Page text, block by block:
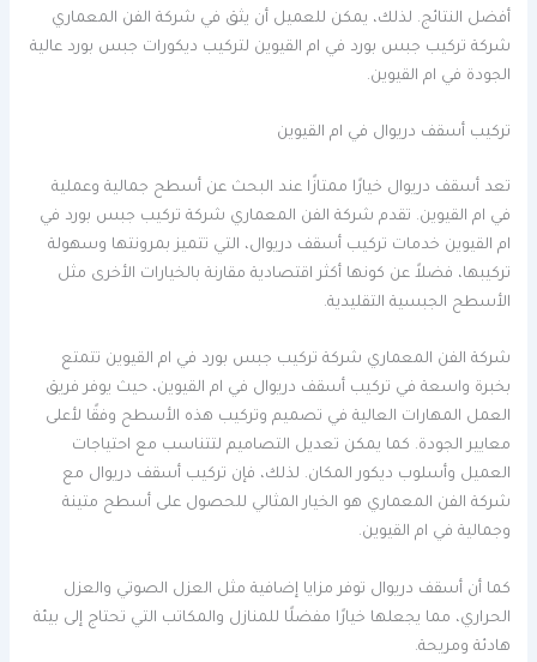
أفضل النتائج. لذلك، يمكن للعميل أن يثق في شركة الفن المعماري
شركة تركيب جبس بورد في ام القيوين لتركيب ديكورات جبس بورد عالية
الجودة في ام القيوين.
تركيب أسقف دريوال في ام القيوين
تعد أسقف دريوال خيارًا ممتازًا عند البحث عن أسطح جمالية وعملية
في ام القيوين. تقدم شركة الفن المعماري شركة تركيب جبس بورد في
ام القيوين خدمات تركيب أسقف دريوال، التي تتميز بمرونتها وسهولة
تركيبها، فضلاً عن كونها أكثر اقتصادية مقارنة بالخيارات الأخرى مثل
الأسطح الجبسية التقليدية.
شركة الفن المعماري شركة تركيب جبس بورد في ام القيوين تتمتع
بخبرة واسعة في تركيب أسقف دريوال في ام القيوين، حيث يوفر فريق
العمل المهارات العالية في تصميم وتركيب هذه الأسطح وفقًا لأعلى
معايير الجودة. كما يمكن تعديل التصاميم لتتناسب مع احتياجات
العميل وأسلوب ديكور المكان. لذلك، فإن تركيب أسقف دريوال مع
شركة الفن المعماري هو الخيار المثالي للحصول على أسطح متينة
وجمالية في ام القيوين.
كما أن أسقف دريوال توفر مزايا إضافية مثل العزل الصوتي والعزل
الحراري، مما يجعلها خيارًا مفضلًا للمنازل والمكاتب التي تحتاج إلى بيئة
هادئة ومريحة.